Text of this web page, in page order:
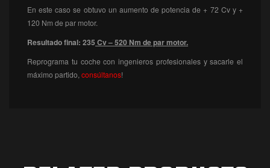
En este caso se obtuvo un aumento de potencia de + 72 Cv y +
120 Nm de par motor.
Resultado final: 235Cv – 520 Nm de par motor.
Reprograma tu coche con ingenieros profesionales y sacarle el
máximo partido, consúltanos!